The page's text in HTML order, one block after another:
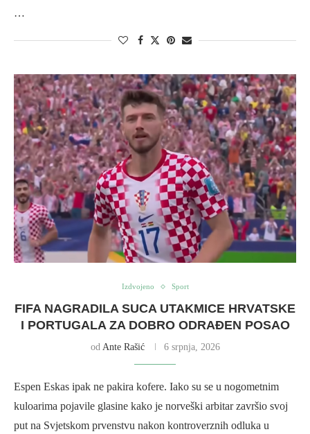
…
Izdvojeno Sport
FIFA NAGRADILA SUCA UTAKMICE HRVATSKE
I PORTUGALA ZA DOBRO ODRAĐEN POSAO
od Ante Rašić 6 srpnja, 2026
Espen Eskas ipak ne pakira kofere. Iako su se u nogometnim
kuloarima pojavile glasine kako je norveški arbitar završio svoj
put na Svjetskom prvenstvu nakon kontroverznih odluka u